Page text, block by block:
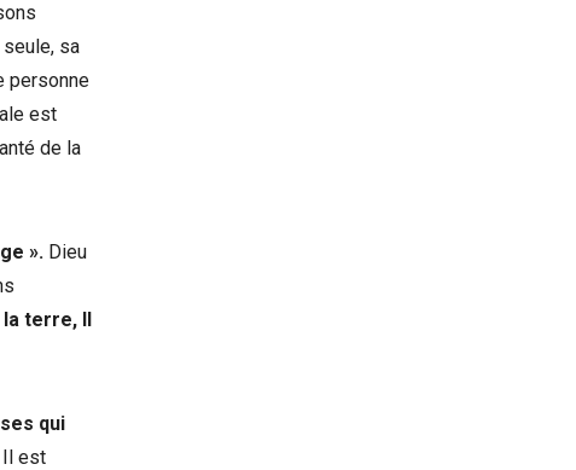
sa
personne
est
de la
». Dieu
la terre, Il
qui
Il est